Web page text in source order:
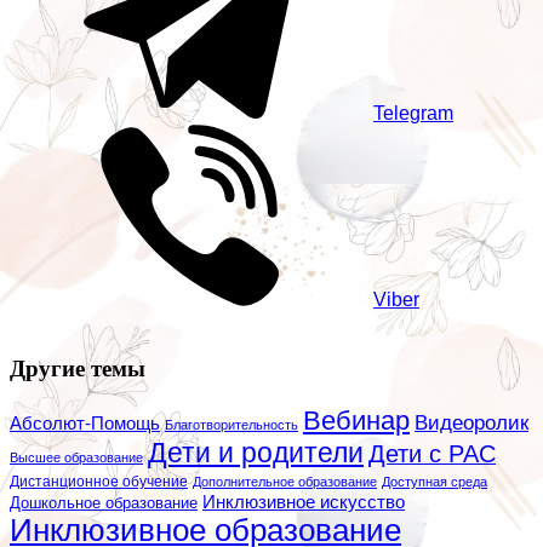
Telegram
Viber
Другие темы
Абсолют-Помощь Благотворительность Вебинар Видеоролик
Высшее образование Дети и родители Дети с РАС
Дистанционное обучение Дополнительное образование Доступная среда
Дошкольное образование Инклюзивное искусство
Инклюзивное образование